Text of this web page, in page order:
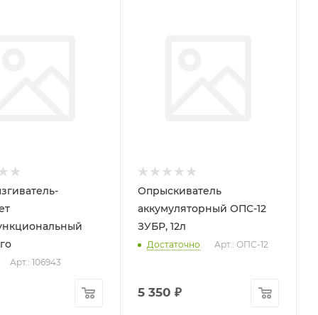
Арт.: 106943
Опрыскиватель
аккумуляторный ОПС-12
ЗУБР, 12л
Достаточно Арт.: ОПС-12
5 350 ₽